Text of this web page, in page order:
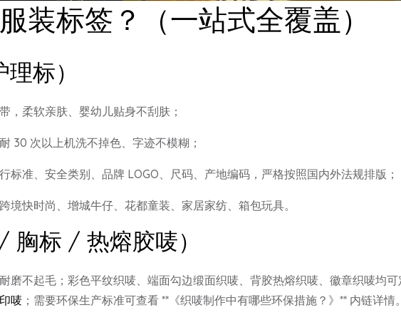
装标签？（一站式全覆盖）
标）
，柔软亲肤、婴幼儿贴身不刮肤；
30 次以上机洗不掉色、字迹不模糊；
标准、安全类别、品牌 LOGO、尺码、产地编码，严格按照国内外法规排版；
快时尚、增城牛仔、花都童装、家居家纺、箱包玩具。
标 / 热熔胶唛）
磨不起毛；彩色平纹织唛、端面勾边缎面织唛、背胶热熔织唛、徽章织唛均可
唛；需要环保生产标准可查看 **《织唛制作中有哪些环保措施？》** 内链详情。